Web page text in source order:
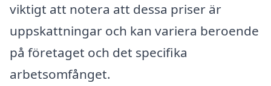
viktigt att notera att dessa priser är
uppskattningar och kan variera beroende
på företaget och det specifika
arbetsomfånget.